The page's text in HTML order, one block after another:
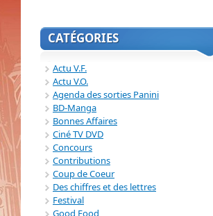
CATÉGORIES
Actu V.F.
Actu V.O.
Agenda des sorties Panini
BD-Manga
Bonnes Affaires
Ciné TV DVD
Concours
Contributions
Coup de Coeur
Des chiffres et des lettres
Festival
Good Food